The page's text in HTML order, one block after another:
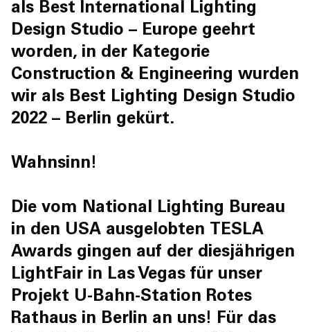
als Best International Lighting
Design Studio – Europe geehrt
worden, in der Kategorie
Construction & Engineering wurden
wir als Best Lighting Design Studio
2022 – Berlin gekürt.
Wahnsinn!
Die vom National Lighting Bureau
in den USA ausgelobten TESLA
Awards gingen auf der diesjährigen
LightFair in Las Vegas für unser
Projekt U-Bahn-Station Rotes
Rathaus in Berlin an uns! Für das